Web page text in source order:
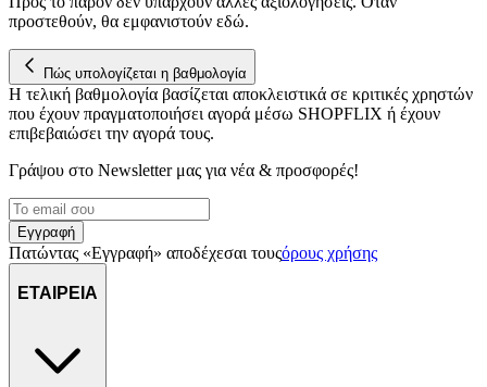
προστεθούν, θα εμφανιστούν εδώ.
Πώς υπολογίζεται η βαθμολογία
Η τελική βαθμολογία βασίζεται αποκλειστικά σε κριτικές χρηστών
που έχουν πραγματοποιήσει αγορά μέσω SHOPFLIX ή έχουν
επιβεβαιώσει την αγορά τους.
Γράψου στο Νewsletter μας για νέα & προσφορές!
Εγγραφή
Πατώντας «Εγγραφή» αποδέχεσαι τουςόρους χρήσης
ΕΤΑΙΡΕΙΑ